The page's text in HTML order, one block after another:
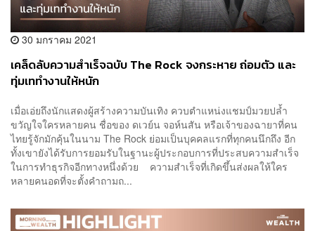
30 มกราคม 2021
เคล็ดลับความสำเร็จฉบับ The Rock จงกระหาย ถ่อมตัว และ
ทุ่มเททำงานให้หนัก
เมื่อเอ่ยถึงนักแสดงผู้สร้างความบันเทิง ควบตำแหน่งแชมป์มวยปล้ำ
ขวัญใจใครหลายคน ชื่อของ ดเวย์น จอห์นสัน หรือเจ้าของฉายาที่คน
ไทยรู้จักมักคุ้นในนาม The Rock ย่อมเป็นบุคคลแรกที่ทุกคนนึกถึง อีก
ทั้งเขายังได้รับการยอมรับในฐานะผู้ประกอบการที่ประสบความสำเร็จ
ในการทำธุรกิจอีกทางหนึ่งด้วย ความสำเร็จที่เกิดขึ้นส่งผลให้ใคร
หลายคนอดที่จะตั้งคำถามถ...